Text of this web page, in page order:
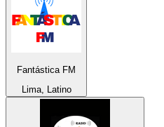
Fantástica FM
Lima, Latino